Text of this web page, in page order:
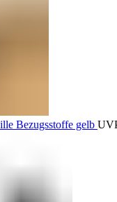
Bezugsstoffe gelb